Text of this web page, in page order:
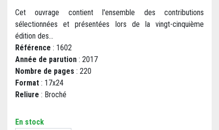
Cet ouvrage contient l'ensemble des contributions
sélectionnées et présentées lors de la vingt-cinquième
édition des...
Référence : 1602
Année de parution : 2017
Nombre de pages : 220
Format : 17x24
Reliure : Broché
En stock